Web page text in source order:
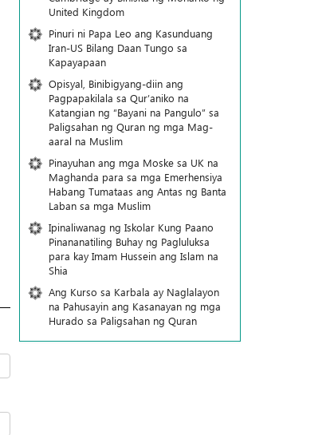
United Kingdom
Pinuri ni Papa Leo ang Kasunduang
Iran-US Bilang Daan Tungo sa
Kapayapaan
Opisyal, Binibigyang-diin ang
Pagpapakilala sa Qur’aniko na
Katangian ng “Bayani na Pangulo” sa
Paligsahan ng Quran ng mga Mag-
aaral na Muslim
Pinayuhan ang mga Moske sa UK na
Maghanda para sa mga Emerhensiya
Habang Tumataas ang Antas ng Banta
Laban sa mga Muslim
Ipinaliwanag ng Iskolar Kung Paano
Pinananatiling Buhay ng Pagluluksa
para kay Imam Hussein ang Islam na
Shia
Ang Kurso sa Karbala ay Naglalayon
na Pahusayin ang Kasanayan ng mga
Hurado sa Paligsahan ng Quran